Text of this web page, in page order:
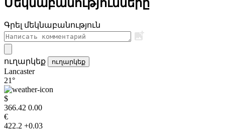
Մեկնաբանությունները
Գրել մեկնաբանություն
ուղարկեք ուղարկեք
Lancaster
21°
$
366.42 0.00
€
422.2 +0.03